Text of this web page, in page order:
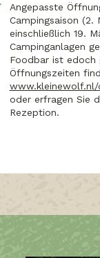
Angepasste
Campingsaison (2.
einschließlich 19.
Campinganlagen
Foodbar ist
Öffnungszeiten
oder erfragen Sie
Rezeption.